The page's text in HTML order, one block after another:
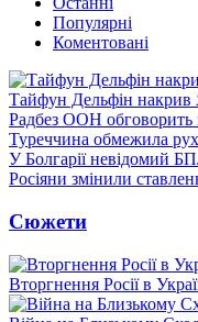
Популярні
Коментовані
Тайфун Дельфін накрив
Радбез ООН
Туреччина обмежила
У Болгарії невідомий
Росіяни змінили
Сюжети
Вторгнення Росії в